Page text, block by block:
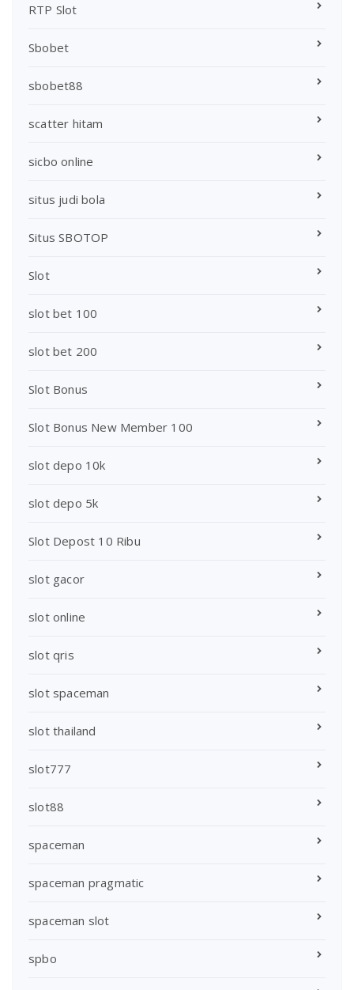
RTP Slot
Sbobet
sbobet88
scatter hitam
sicbo online
situs judi bola
Situs SBOTOP
Slot
slot bet 100
slot bet 200
Slot Bonus
Slot Bonus New Member 100
slot depo 10k
slot depo 5k
Slot Depost 10 Ribu
slot gacor
slot online
slot qris
slot spaceman
slot thailand
slot777
slot88
spaceman
spaceman pragmatic
spaceman slot
spbo